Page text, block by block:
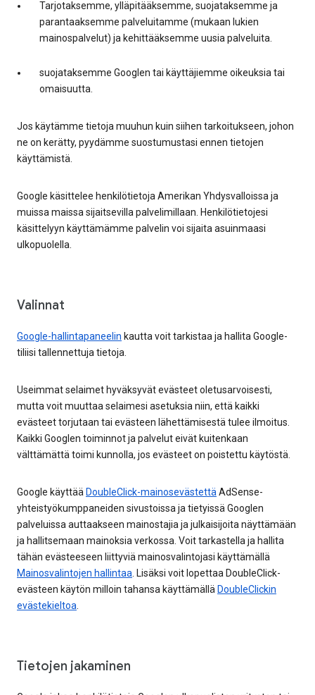
Tarjotaksemme, ylläpitääksemme, suojataksemme ja
parantaaksemme palveluitamme (mukaan lukien
mainospalvelut) ja kehittääksemme uusia palveluita.
suojataksemme Googlen tai käyttäjiemme oikeuksia tai
omaisuutta.
Jos käytämme tietoja muuhun kuin siihen tarkoitukseen, johon
ne on kerätty, pyydämme suostumustasi ennen tietojen
käyttämistä.
Google käsittelee henkilötietoja Amerikan Yhdysvalloissa ja
muissa maissa sijaitsevilla palvelimillaan. Henkilötietojesi
käsittelyyn käyttämämme palvelin voi sijaita asuinmaasi
ulkopuolella.
Valinnat
Google-hallintapaneelin kautta voit tarkistaa ja hallita Google-
tiliisi tallennettuja tietoja.
Useimmat selaimet hyväksyvät evästeet oletusarvoisesti,
mutta voit muuttaa selaimesi asetuksia niin, että kaikki
evästeet torjutaan tai evästeen lähettämisestä tulee ilmoitus.
Kaikki Googlen toiminnot ja palvelut eivät kuitenkaan
välttämättä toimi kunnolla, jos evästeet on poistettu käytöstä.
Google käyttää DoubleClick-mainosevästettä AdSense-
yhteistyökumppaneiden sivustoissa ja tietyissä Googlen
palveluissa auttaakseen mainostajia ja julkaisijoita näyttämään
ja hallitsemaan mainoksia verkossa. Voit tarkastella ja hallita
tähän evästeeseen liittyviä mainosvalintojasi käyttämällä
Mainosvalintojen hallintaa . Lisäksi voit lopettaa DoubleClick-
evästeen käytön milloin tahansa käyttämällä DoubleClickin
evästekieltoa
Tietojen jakaminen